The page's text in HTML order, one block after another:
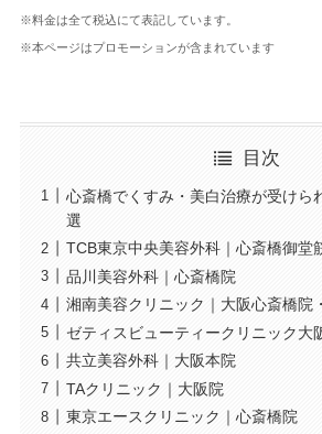
※料金は全て税込にて表記しています。
※本ページはプロモーションが含まれています
目次
心斎橋でくすみ・美白治療が受けら
選
TCB東京中央美容外科｜心斎橋御堂
品川美容外科｜心斎橋院
湘南美容クリニック｜大阪心斎橋院
ゼティスビューティークリニック大
共立美容外科｜大阪本院
TAクリニック｜大阪院
東京エースクリニック｜心斎橋院